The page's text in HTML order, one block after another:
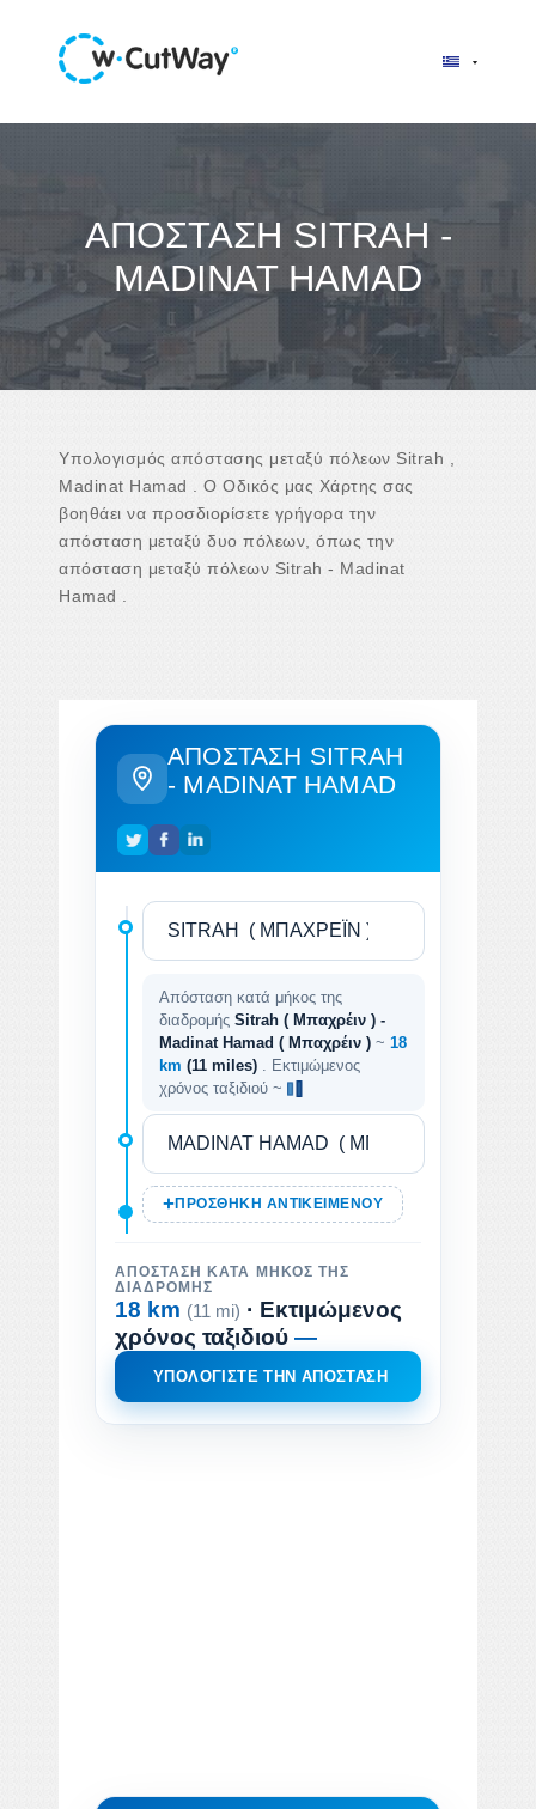
ΑΠΌΣΤΑΣΗ SITRAH -
MADINAT HAMAD
Υπολογισμός απόστασης μεταξύ πόλεων Sitrah ,
Madinat Hamad . Ο Οδικός μας Χάρτης σας
βοηθάει να προσδιορίσετε γρήγορα την
απόσταση μεταξύ δυο πόλεων, όπως την
απόσταση μεταξύ πόλεων Sitrah - Madinat
Hamad .
ΑΠΌΣΤΑΣΗ SITRAH
- MADINAT HAMAD
Απόσταση κατά μήκος της
διαδρομής Sitrah ( Μπαχρέιν ) -
Madinat Hamad ( Μπαχρέιν ) ~ 18
km (11 miles)
. Εκτιμώμενος
χρόνος ταξιδιού ~
ΠΡΟΣΘΉΚΗ ΑΝΤΙΚΕΙΜΈΝΟΥ
ΑΠΌΣΤΑΣΗ ΚΑΤΆ ΜΉΚΟΣ ΤΗΣ
ΔΙΑΔΡΟΜΉΣ
18 km (11 mi) · Εκτιμώμενος
χρόνος ταξιδιού —
ΥΠΟΛΟΓΊΣΤΕ ΤΗΝ ΑΠΌΣΤΑΣΗ